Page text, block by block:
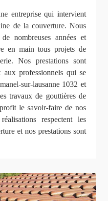
entreprise qui intervient
de la couverture. Nous
nombreuses années et
en main tous projets de
Nos prestations sont
aux professionnels qui se
sur-lausanne 1032 et
travaux de gouttières de
le savoir-faire de nos
respectent les
et nos prestations sont